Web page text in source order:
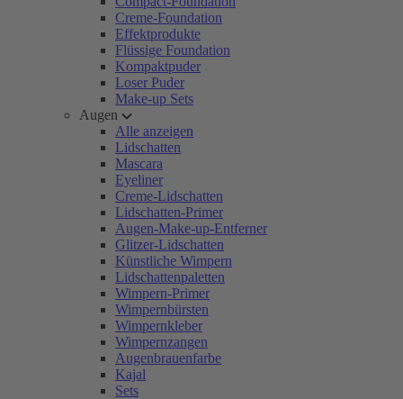
Creme-Foundation
Effektprodukte
Flüssige Foundation
Kompaktpuder
Loser Puder
Make-up Sets
Augen
Alle anzeigen
Lidschatten
Mascara
Eyeliner
Creme-Lidschatten
Lidschatten-Primer
Augen-Make-up-Entferner
Glitzer-Lidschatten
Künstliche Wimpern
Lidschattenpaletten
Wimpern-Primer
Wimpernbürsten
Wimpernkleber
Wimpernzangen
Augenbrauenfarbe
Kajal
Sets